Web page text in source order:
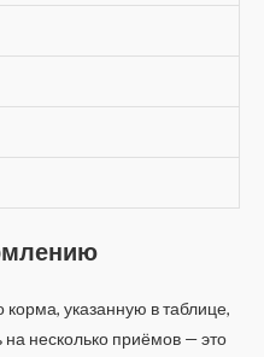
указанную в таблице,
несколько приёмов — это